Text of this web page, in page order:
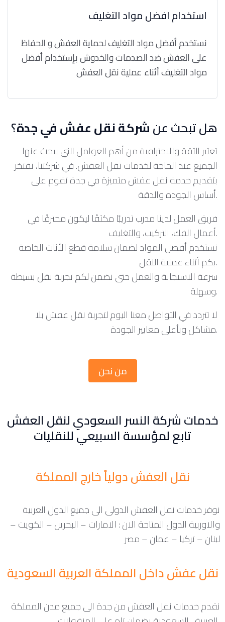
استخدام افضل مواد التغليف
نستخدم أفضل مواد التغليف لحماية العفش و الحفاظ
على العفش ضد الصدمات والخدوش بإستخدام أفضل
مواد التغليف أثناء عملية نقل العفش
هل تبحث عنشركة نقل عفش في جدة؟
تعتبر الثقة والاحترافية من أهم العوامل التي يبحث عنها
الجميع عند الحاجة لخدمات نقل العفش. في شركتنا، نفتخر
بتقديم خدمة نقل عفش متميزة في جدة تقوم على
أساس الجودة والدقة.
أعمال الفك، التركيب، والتغليف.
نستخدم أفضل المواد لضمان سلامة قطع الأثاث الخاصة
بكم أثناء عملية النقل.
سرعة الاستجابة والعمل حتى نضمن لكم تجربة نقل بسيطة
وسهلة.
لا تتردد في التواصل معنا اليوم لتجربة نقل عفش بلا
مشاكل وبأعلى معايير الجودة.
من نحن
خدمات شركة النسر السعودي لنقل العفش
تابع لمؤسسة السبيعي للنقليات
نقل العفش دولياً خارج المملكة
نوفر خدمات نقل العفش الدولى الى جميع الدول العربية
والاوربية الدول المتاحة الان : الامارات – البحرين – الكويت –
لبنان – تركيا – عمان – مصر
نقل عفش داخل المملكة العربية السعودية
نقدم خدمات نقل العفش من جدة الى جميع مدن المملكة